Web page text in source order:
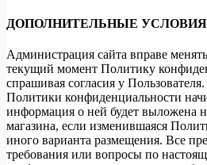
ДОПОЛНИТЕЛЬНЫЕ УСЛОВИЯ
Администрация сайта вправе
текущий момент Политику
спрашивая согласия у
Политики конфиденциальности
информация о ней будет выложена
магазина, если изменившаяся
иного варианта размещения. Все
требования или вопросы по